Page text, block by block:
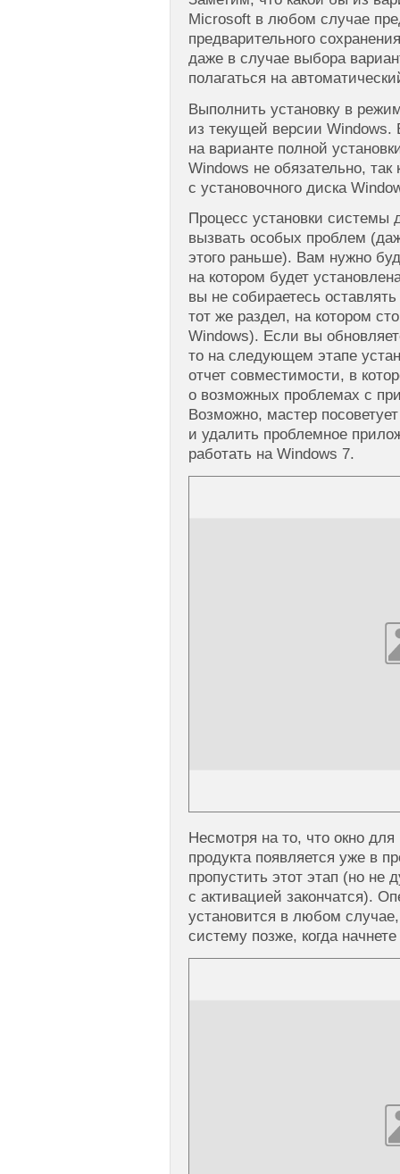
Microsoft в любом случае
предварительного
даже в случае выбора
полагаться на
Выполнить установку в
из текущей версии
на варианте полной
Windows не обязательно, так
с установочного диска
Процесс установки системы
вызвать особых проблем
этого раньше). Вам нужно
на котором будет
вы не собираетесь
тот же раздел, на котором
Windows). Если вы
то на следующем этапе
отчет совместимости, в
о возможных проблемах с
Возможно, мастер
и удалить проблемное
работать на Windows 7.
Несмотря на то, что окно
продукта появляется уже в
пропустить этот этап (но не
с активацией закончатся).
установится в любом
систему позже, когда